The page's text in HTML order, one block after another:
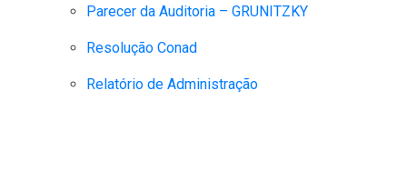
Parecer da Auditoria – GRUNITZKY
Resolução Conad
Relatório de Administração